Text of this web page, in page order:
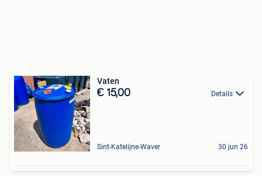
Vaten
€ 15,00 Details
Sint-Katelijne-Waver 30 jun 26